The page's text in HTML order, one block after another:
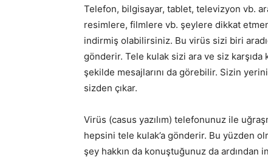
Telefon, bilgisayar, tablet, televizyon vb.
resimlere, filmlere vb. şeylere dikkat
indirmiş olabilirsiniz. Bu virüs sizi biri
gönderir. Tele kulak sizi ara ve siz karşıda
şekilde mesajlarını da görebilir. Sizin
sizden çıkar.
Virüs (casus yazılım) telefonunuz ile
hepsini tele kulak’a gönderir. Bu yüzden
şey hakkın da konuştuğunuz da ardından